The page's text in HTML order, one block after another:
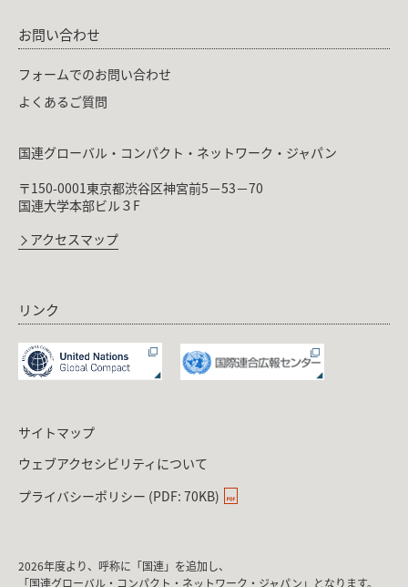
お問い合わせ
フォームでのお問い合わせ
よくあるご質問
国連グローバル・コンパクト・ネットワーク・ジャパン
〒150-0001東京都渋谷区神宮前5－53－70
国連大学本部ビル３F
アクセスマップ
リンク
サイトマップ
ウェブアクセシビリティについて
プライバシーポリシー (PDF: 70KB)
2026年度より、呼称に「国連」を追加し、
「国連グローバル・コンパクト・ネットワーク・ジャパン」となります。